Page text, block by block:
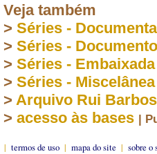
Veja também
> Séries -
> Séries -
> Séries -
> Séries - Miscelânea
> Arquivo Rui
> acesso às bases |
| termos de uso | mapa do site | sobre o